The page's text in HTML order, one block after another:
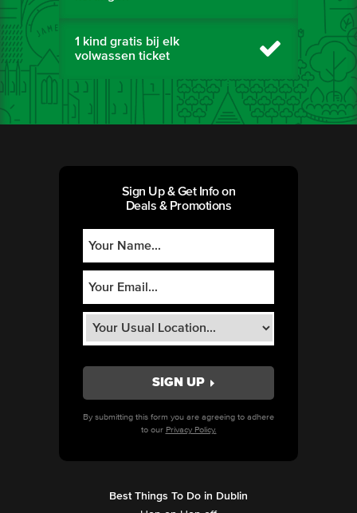
1 kind gratis bij elk
volwassen ticket
Sign Up & Get Info on
Deals & Promotions
By submitting this form you are agreeing to adhere
to our Privacy Policy.
Best Things To Do in Dublin